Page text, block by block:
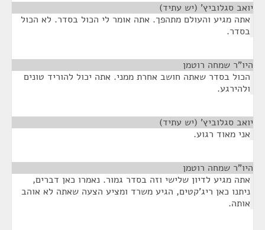
יואב סגלוביץ' (יש עתיד)
אתה מגיע והעולם מתהפך. אתה אומר לי הכול בסדר. לא הכול
בסדר.
היו"ר שמחה רוטמן
הכול בסדר שאתה חושב אחרת ממני. אתה יכול להוריד טונים
ולהירגע.
יואב סגלוביץ' (יש עתיד)
אני מאוד רגוע.
היו"ר שמחה רוטמן
אתה מגיע לדיון שלישי וזה בסדר גמור. נאמרו כאן דברים,
ניתנו כאן ריג'קטים, הגיע משרד ומציע הצעה שאתה לא אוהב
אותה.